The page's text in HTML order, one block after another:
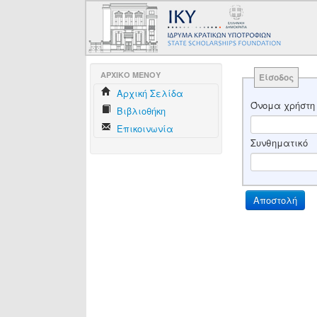
AΡΧΙΚΟ ΜΕΝΟΥ
Aρχική Σελίδα
Βιβλιοθήκη
Επικοινωνία
Είσοδος
Όνομα χρήστη
Συνθηματικό